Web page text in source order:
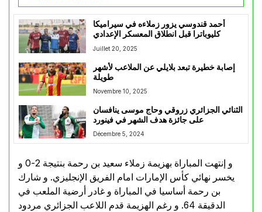
أحمد قندوسي يزور زملاءه في سيراميكا
كليوباترا قبل انطلاق المعسكر الإعدادي
Juillet 20, 2025
إصابة خطيرة تبعد بلايلي عن الملاعب لأشهر
طويلة
Novembre 10, 2025
الثنائي الجزائري زروقي وحاج موسى ينافسان
على جائزة هدف الشهر في فينورد
Décembre 5, 2024
و إنتهت المباراة بهزيمة زملاء سعيد بن رحمة بنتيجة 2-0 و
يخسر نهائي كأس الإمارات امام الفريق الإنجليزي. و شارك
بن رحمة أساسيا في المباراة و غادر أرضية الملعب في
الدقيقة 64. و رغم الهزيمة قدم اللاعب الجزائري مردود